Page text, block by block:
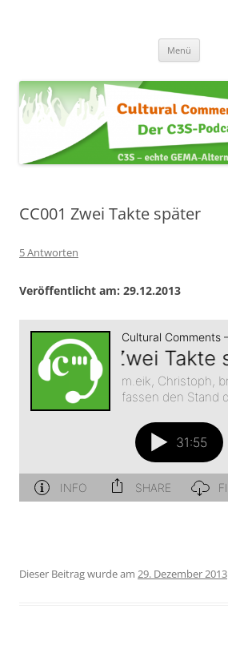
Menü
CC001 Zwei Takte später
5 Antworten
Veröffentlicht am: 29.12.2013
Dieser Beitrag wurde am 29. Dezember 2013